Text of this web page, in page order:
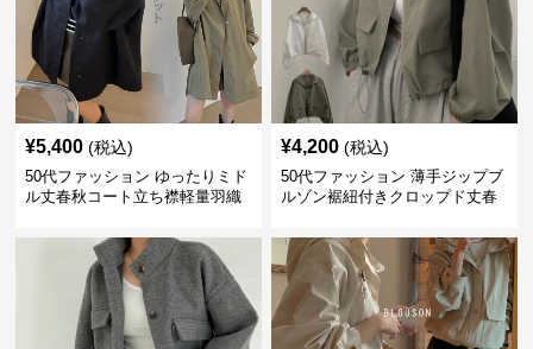
¥5,400 (税込)
50代ファッション ゆったりミド
ル丈春秋コート立ち襟軽量羽織
¥4,200 (税込)
50代ファッション 薄手ジップブ
ルゾン裾紐付きクロップド丈春